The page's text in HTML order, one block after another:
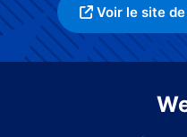
Voir le site